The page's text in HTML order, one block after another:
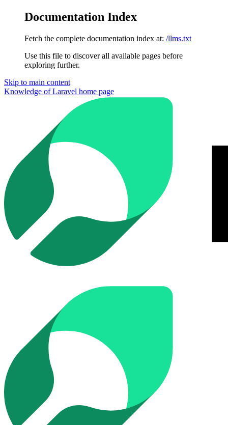
Documentation Index
Fetch the complete documentation index at: /llms.txt
Use this file to discover all available pages before
exploring further.
Skip to main content
Knowledge of Laravel home page